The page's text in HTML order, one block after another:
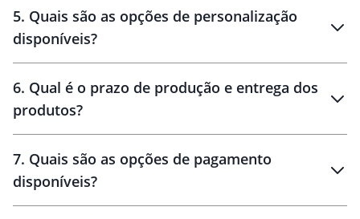
brinde
personalização
amostra virtual
5. Quais são as opções de personalização
disponíveis?
6. Qual é o prazo de produção e entrega dos
produtos?
10 dias
brinde
48 horas
7. Quais são as opções de pagamento
disponíveis?